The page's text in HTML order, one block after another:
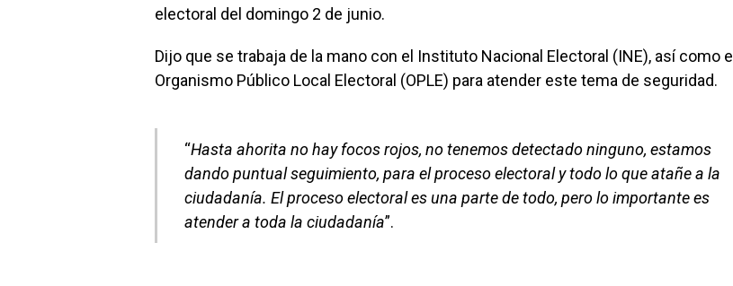
electoral del domingo 2 de junio.
Dijo que se trabaja de la mano con el Instituto Nacional Electoral (INE), así como el
Organismo Público Local Electoral (OPLE) para atender este tema de seguridad.
“Hasta ahorita no hay focos rojos, no tenemos detectado ninguno, estamos
dando puntual seguimiento, para el proceso electoral y todo lo que atañe a la
ciudadanía. El proceso electoral es una parte de todo, pero lo importante es
atender a toda la ciudadanía”.